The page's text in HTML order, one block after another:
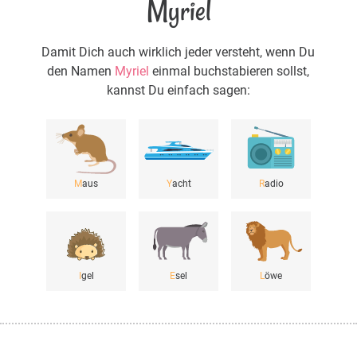
Myriel
Damit Dich auch wirklich jeder versteht, wenn Du
den Namen Myriel einmal buchstabieren sollst,
kannst Du einfach sagen:
Maus Yacht Radio
gel Esel Löwe